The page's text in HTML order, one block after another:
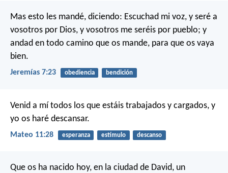
Mas esto les mandé, diciendo: Escuchad mi voz, y seré a
vosotros por Dios, y vosotros me seréis por pueblo; y
andad en todo camino que os mande, para que os vaya
bien.
Jeremías 7:23 obediencia bendición
Venid a mí todos los que estáis trabajados y cargados, y
yo os haré descansar.
Mateo 11:28 esperanza estímulo descanso
Que os ha nacido hoy, en la ciudad de David, un